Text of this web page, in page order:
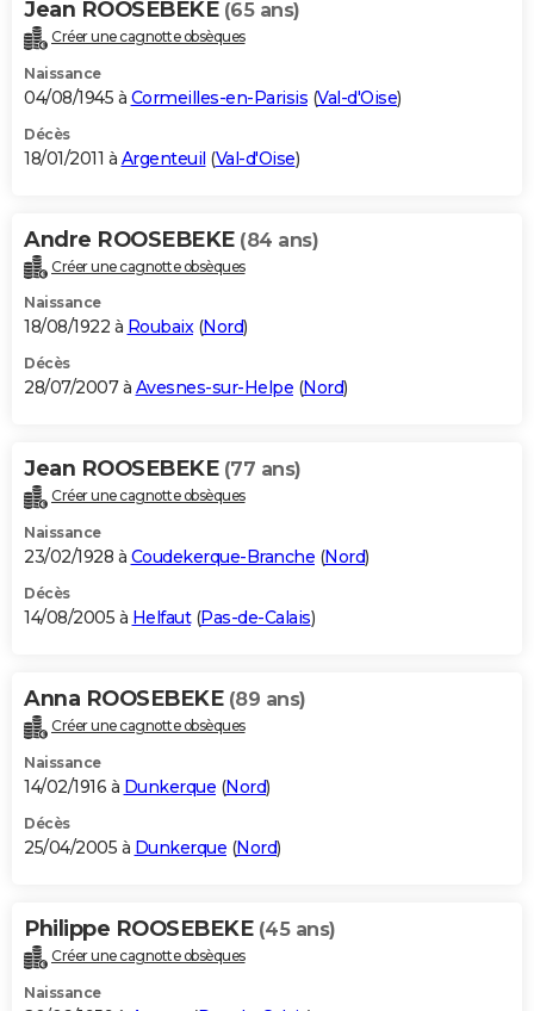
Jean ROOSEBEKE (65 ans)
Créer une cagnotte obsèques
Naissance
04/08/1945 à Cormeilles-en-Parisis (Val-d'Oise)
Décès
18/01/2011 à Argenteuil (Val-d'Oise)
Andre ROOSEBEKE (84 ans)
Créer une cagnotte obsèques
Naissance
18/08/1922 à Roubaix(Nord)
Décès
28/07/2007 à Avesnes-sur-Helpe (Nord)
Jean ROOSEBEKE (77 ans)
Créer une cagnotte obsèques
Naissance
23/02/1928 à Coudekerque-Branche (Nord)
Décès
14/08/2005 à Helfaut(Pas-de-Calais)
Anna ROOSEBEKE (89 ans)
Créer une cagnotte obsèques
Naissance
14/02/1916 à Dunkerque (Nord)
Décès
25/04/2005 à Dunkerque (Nord)
Philippe ROOSEBEKE (45 ans)
Créer une cagnotte obsèques
Naissance